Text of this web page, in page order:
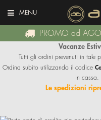
MENU
PROMO ad
Vacanze
Tutti gli ordini prevenuti in tale
Ordina subito utilizzando il codice
in
Le spedizioni